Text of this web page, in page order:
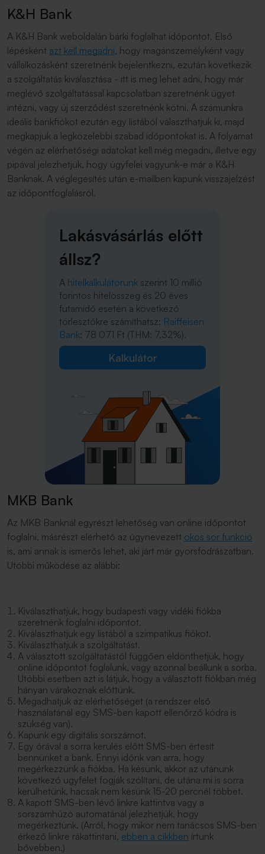
K&H Bank
A K&H Bank weboldalán bárki foglalhat időpontot. Első
lépésként azt kell megadni, hogy magánszemélyként vagy
vállalkozásként szeretnénk bejelentkezni, ezután következik
a szolgáltatás kiválasztása - itt is meg lehet adni, hogy már
meglévő szolgáltatással kapcsolatban szeretnénk ügyet
intézni, vagy új szerződést szeretnénk kötni. A számunkra
ideális bankfiókot ezután egy listából választhatjuk ki, majd
megkapjuk a legközelebbi szabad időpontokat is. A folyamat
végén az elérhetőségi adatokat kell még megadni, illetve egy
pipával jelezhetjük, hogy ügyfelei vagyunk-e már a K&H
Banknak. A véglegesítés után e-mailben kapunk visszajelzést
az időpontfoglalásról.
Lakásvásárlás előtt
állsz?
A hitelkalkulátorunk szerint 10 millió
forintos hitelösszeg és 20 éves
futamidő esetén a következő
törlesztőkre számíthatsz: Raiffeisen
Bank: 78 071 Ft (THM: 7,32%).
Kalkulátor
MKB Bank
Az MKB Banknál egyrészt lehetőség van online időpontot
foglalni, másrészt elérhető az úgynevezett okos sor funkció
is, ami annak is ismerős lehet, aki járt már gyorsfodrászatban.
Utóbbi működése az alábbi:
Kiválaszthatjuk, hogy budapesti vagy vidéki fiókba
szeretnénk foglalni időpontot.
Kiválaszthatjuk egy listából a szimpatikus fiókot.
Kiválaszthatjuk a szolgáltatást.
A választott szolgáltatástól függően eldönthetjük, hogy
online időpontot foglalunk, vagy azonnal beállunk a sorba.
Utóbbi esetben azt is látjuk, hogy a választott fiókban még
hányan várakoznak előttünk.
Megadhatjuk az elérhetőséget (a rendszer első
használatánál egy SMS-ben kapott ellenőrző kódra is
szükség van).
Kapunk egy digitális sorszámot.
Egy órával a sorra kerülés előtt SMS-ben értesít
bennünket a bank. Ennyi időnk van arra, hogy
megérkezzünk a fiókba. Ha késünk, akkor az utánunk
következő ügyfelet fogják szólítani, de utána mi is sorra
kerülhetünk, hacsak nem késünk 15-20 percnél többet.
A kapott SMS-ben lévő linkre kattintva vagy a
sorszámhúzó automatánál jelezhetjük, hogy
megérkeztünk. (Arról, hogy mikor nem tanácsos SMS-ben
érkező linkre rákattintani, ebben a cikkben írtunk
bővebben.)